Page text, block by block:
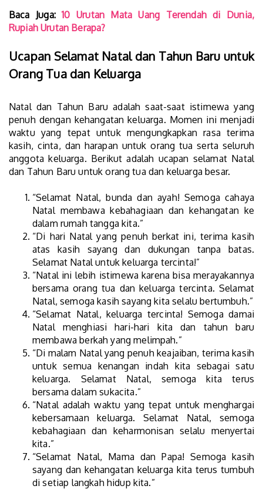
Baca Juga:10 Urutan Mata Uang Terendah di Dunia,
Rupiah Urutan Berapa?
Ucapan Selamat Natal dan Tahun Baru untuk
Orang Tua dan Keluarga
Natal dan Tahun Baru adalah saat-saat istimewa yang
penuh dengan kehangatan keluarga. Momen ini menjadi
waktu yang tepat untuk mengungkapkan rasa terima
kasih, cinta, dan harapan untuk orang tua serta seluruh
anggota keluarga. Berikut adalah ucapan selamat Natal
dan Tahun Baru untuk orang tua dan keluarga besar.
“Selamat Natal, bunda dan ayah! Semoga cahaya
Natal membawa kebahagiaan dan kehangatan ke
dalam rumah tangga kita.”
“Di hari Natal yang penuh berkat ini, terima kasih
atas kasih sayang dan dukungan tanpa batas.
Selamat Natal untuk keluarga tercinta!”
“Natal ini lebih istimewa karena bisa merayakannya
bersama orang tua dan keluarga tercinta. Selamat
Natal, semoga kasih sayang kita selalu bertumbuh.”
“Selamat Natal, keluarga tercinta! Semoga damai
Natal menghiasi hari-hari kita dan tahun baru
membawa berkah yang melimpah.”
“Di malam Natal yang penuh keajaiban, terima kasih
untuk semua kenangan indah kita sebagai satu
keluarga. Selamat Natal, semoga kita terus
bersama dalam sukacita.”
“Natal adalah waktu yang tepat untuk menghargai
kebersamaan keluarga. Selamat Natal, semoga
kebahagiaan dan keharmonisan selalu menyertai
kita.”
“Selamat Natal, Mama dan Papa! Semoga kasih
sayang dan kehangatan keluarga kita terus tumbuh
di setiap langkah hidup kita.”